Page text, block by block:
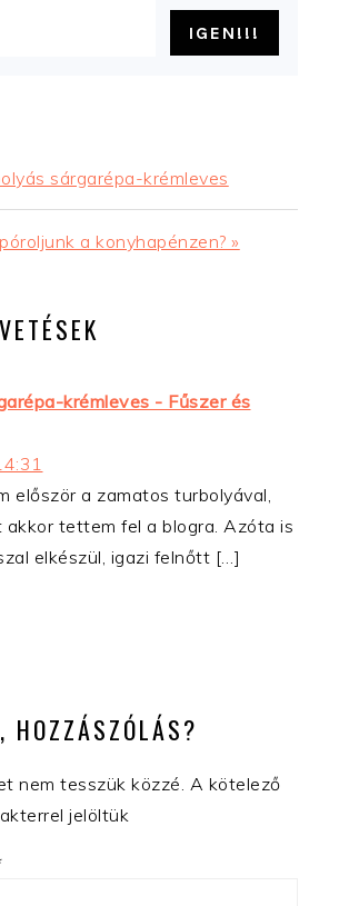
sárgarépa-krémleves
a konyhapénzen? »
krémleves - Fűszer és
először a zamatos turbolyával,
tettem fel a blogra. Azóta is
elkészül, igazi felnőtt […]
HOZZÁSZÓLÁS?
nem tesszük közzé. A kötelező
jelöltük